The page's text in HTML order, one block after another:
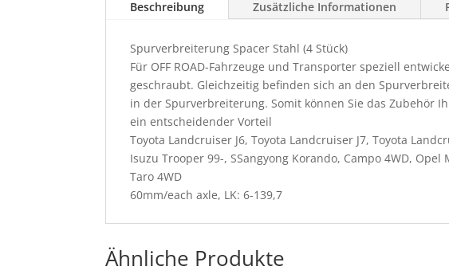
Beschreibung Zusätzliche Informationen
Spurverbreiterung Spacer Stahl (4 Stück)
Für OFF ROAD-Fahrzeuge und Transporter speziell
geschraubt. Gleichzeitig befinden sich an den
in der Spurverbreiterung. Somit können Sie das Zubehör
ein entscheidender Vorteil
Toyota Landcruiser J6, Toyota Landcruiser J7, Toyota
Isuzu Trooper 99-, SSangyong Korando, Campo 4WD,
Taro 4WD
60mm/each axle, LK: 6-139,7
Ähnliche Produkte